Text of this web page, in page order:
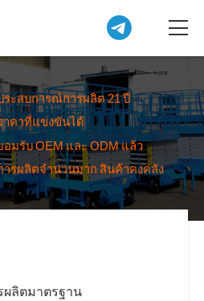
ระสบการณ์การผลิต 21 ปี
าคาที่แข่งขันได้
อมรับ OEM และ ODM แล้ว
ารผลิตจำนวนมาก สินค้าคงคลัง
ผลิตมาตรฐาน